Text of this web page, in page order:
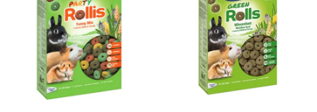
Recompense caini